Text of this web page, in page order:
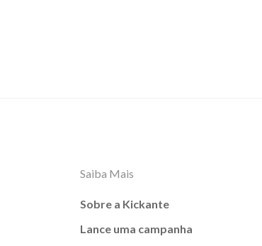
Saiba Mais
Sobre a Kickante
Lance uma campanha